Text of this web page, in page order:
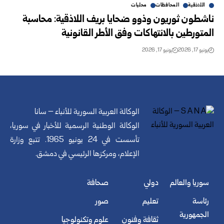
اللاذقية المحافظات محليات
ناشطون ثوريون وذوو ضحايا بريف اللاذقية: محاسبة
‏المتورطين بالانتهاكات وفق الأطر القانونية
يونيو 17, 2026 يونيو 17, 2026
الوكالة العربية السورية للأنباء – سانا
الوكالة الوطنية الرسمية للأخبار في سوريا،
تأسست في 24 يونيو 1965. تتبع وزارة
الإعلام، ومركزها الرئيسي في دمشق.
سوريا والعالم
رئاسة
الجمهورية
دولي
تعليم
ثقافة وفنون
صحافة
صور
علوم وتكنولوجيا